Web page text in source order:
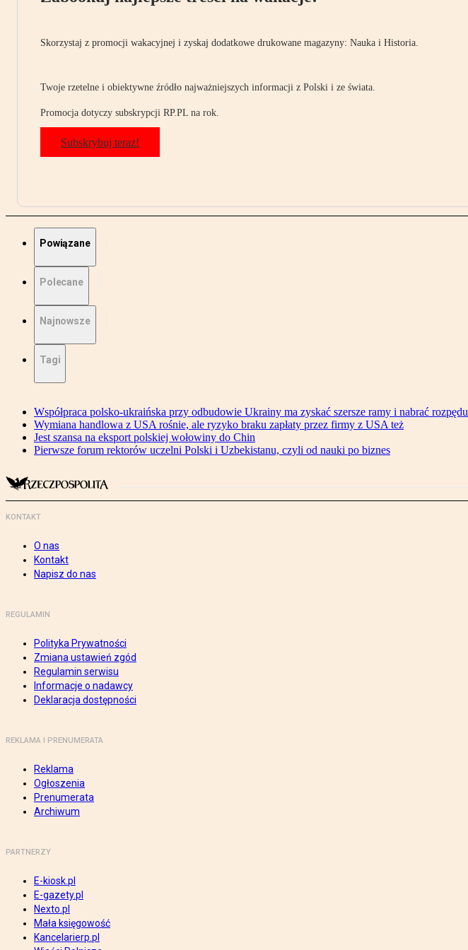
Skorzystaj z promocji wakacyjnej i zyskaj dodatkowe drukowane magazyny: Nauka i Historia.
Twoje rzetelne i obiektywne źródło najważniejszych informacji z Polski i ze świata.
Promocja dotyczy subskrypcji RP.PL na rok.
Subskrybuj teraz!
Powiązane
Polecane
Najnowsze
Tagi
Współpraca polsko-ukraińska przy odbudowie Ukrainy ma zyskać szersze ramy i nabrać rozpędu
Wymiana handlowa z USA rośnie, ale ryzyko braku zapłaty przez firmy z USA też
Jest szansa na eksport polskiej wołowiny do Chin
Pierwsze forum rektorów uczelni Polski i Uzbekistanu, czyli od nauki po biznes
KONTAKT
O nas
Kontakt
Napisz do nas
REGULAMIN
Polityka Prywatności
Zmiana ustawień zgód
Regulamin serwisu
Informacje o nadawcy
Deklaracja dostępności
REKLAMA I PRENUMERATA
Reklama
Ogłoszenia
Prenumerata
Archiwum
PARTNERZY
E-kiosk.pl
E-gazety.pl
Nexto.pl
Mała księgowość
Kancelarierp.pl